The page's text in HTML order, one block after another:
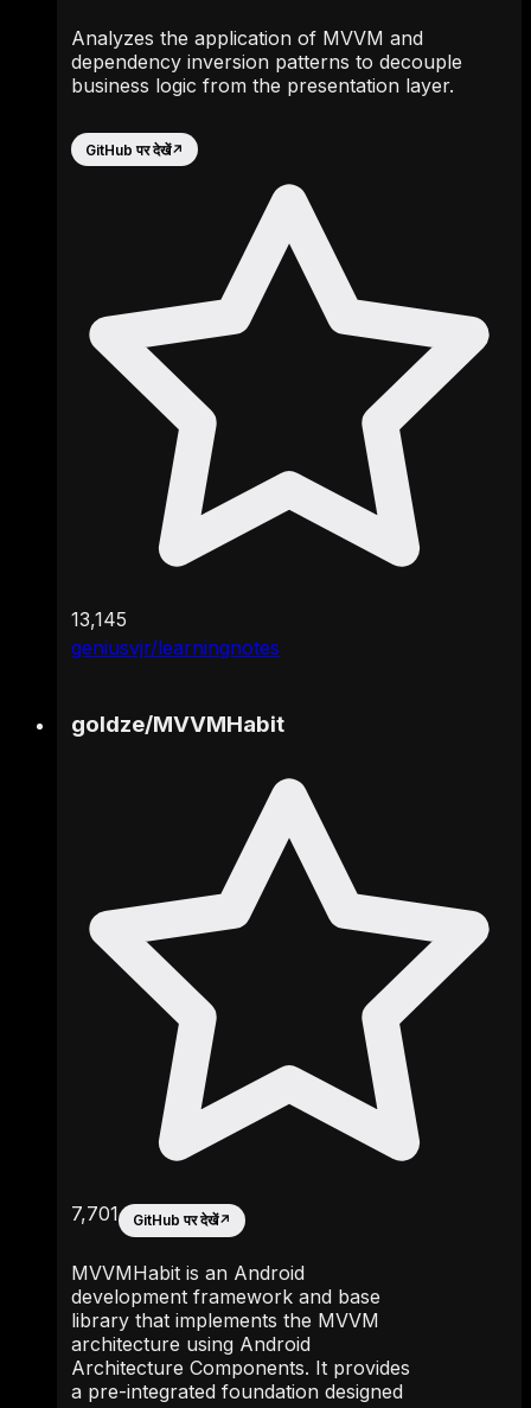
geniusvjr/learningnotes
Analyzes the application of MVVM and
dependency inversion patterns to decouple
business logic from the presentation layer.
GitHub पर देखें↗
13,145
goldze/MVVMHabit
7,701 GitHub पर देखें↗
MVVMHabit is an Android
development framework and base
library that implements the MVVM
architecture using Android
Architecture Components. It provides
a pre-integrated foundation designed